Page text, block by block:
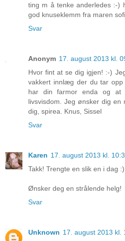
ting m å tenke anderledes :-)
god knuseklemm fra maren
Svar
Anonym 17. august 2013 kl.
Hvor fint at se dig igjen! :-)
vakkert innlæg der du tar
har din farmor enda og
livsvisdom. Jeg ønsker dig en
dig, spirea. Knus, Sissel
Svar
Karen 17. august 2013 kl.
Takk! Trengte en slik en i dag :)
Ønsker deg en strålende helg!
Svar
Unknown 17. august 2013 kl.